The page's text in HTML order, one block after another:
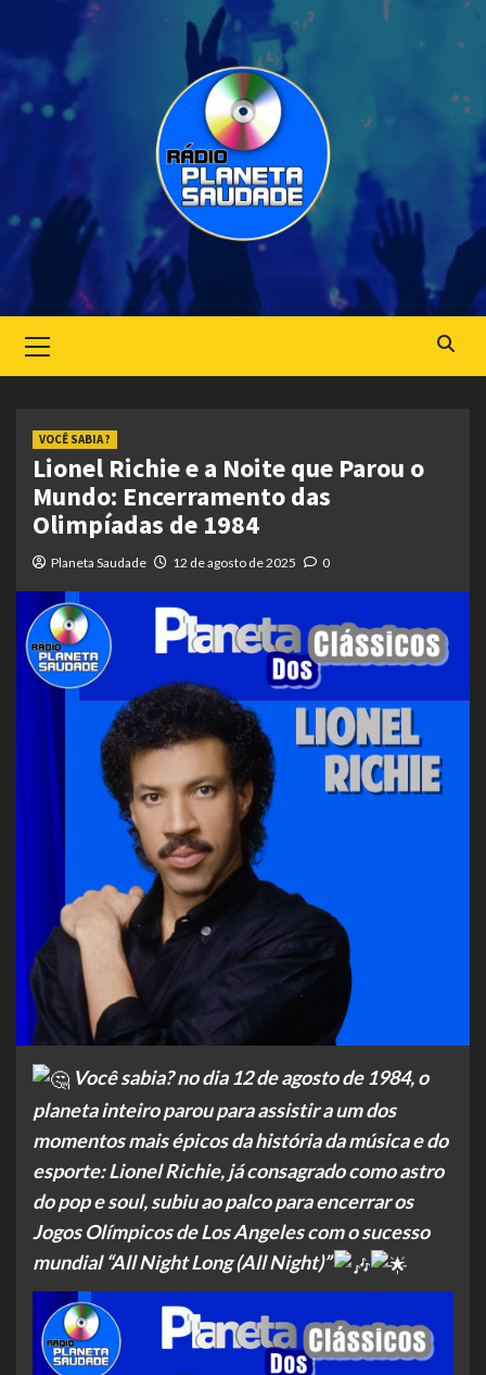
Menu
VOCÊ SABIA ?
Lionel Richie e a Noite que Parou o
Mundo: Encerramento das
Olimpíadas de 1984
Planeta Saudade 12 de agosto de 2025 0
Você sabia? no dia 12 de agosto de 1984, o
planeta inteiro parou para assistir a um dos
momentos mais épicos da história da música e do
esporte: Lionel Richie, já consagrado como astro
do pop e soul, subiu ao palco para encerrar os
Jogos Olímpicos de Los Angeles com o sucesso
mundial “All Night Long (All Night)”